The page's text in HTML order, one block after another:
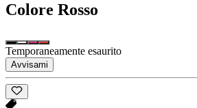
Colore Rosso
Temporaneamente esaurito
Avvisami